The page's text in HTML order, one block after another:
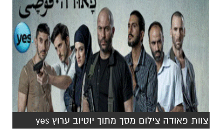
צוות פאודה צילום מסך מתוך יוטיוב ערוץ yes